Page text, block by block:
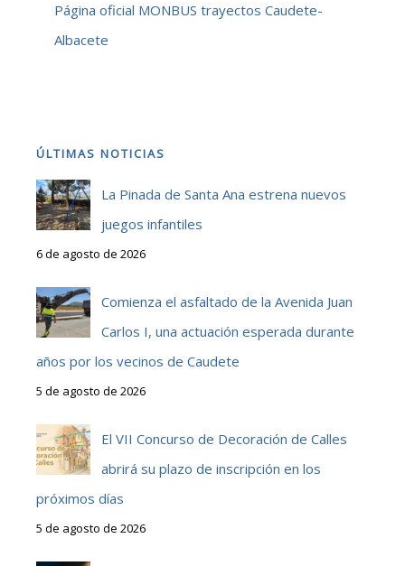
Página oficial MONBUS trayectos Caudete-
Albacete
ÚLTIMAS NOTICIAS
La Pinada de Santa Ana estrena nuevos
juegos infantiles
6 de agosto de 2026
Comienza el asfaltado de la Avenida Juan
Carlos I, una actuación esperada durante
años por los vecinos de Caudete
5 de agosto de 2026
El VII Concurso de Decoración de Calles
abrirá su plazo de inscripción en los
próximos días
5 de agosto de 2026